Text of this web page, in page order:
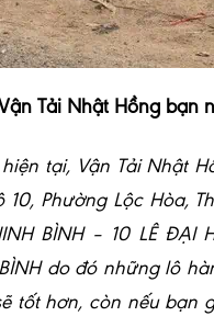
Tải Nhật Hồng bạn
tại, Vận Tải Nhật
10, Phường Lộc Hòa,
BÌNH – 10 LÊ ĐẠI
do đó những lô
tốt hơn, còn nếu